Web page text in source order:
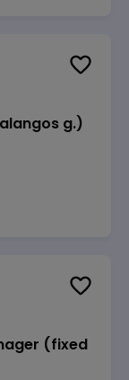
g.)
(fixed